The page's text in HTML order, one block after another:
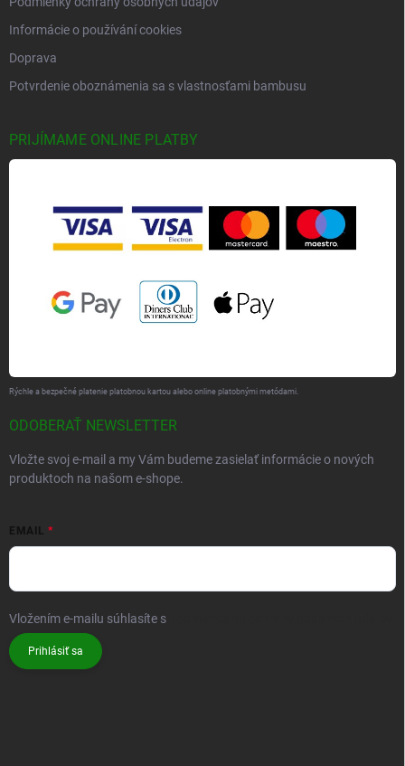
Informácie o používání cookies
Doprava
Potvrdenie oboznámenia sa s vlastnosťami bambusu
PRIJÍMAME ONLINE PLATBY
Rýchle a bezpečné platenie platobnou kartou alebo online platobnými metódami.
ODOBERAŤ NEWSLETTER
Vložte svoj e-mail a my Vám budeme zasielať informácie o nových
produktoch na našom e-shope.
EMAIL
Vložením e-mailu súhlasíte s
Prihlásiť sa